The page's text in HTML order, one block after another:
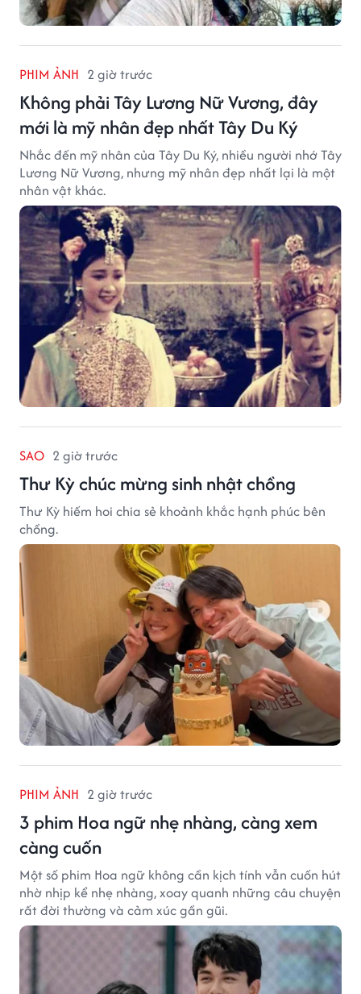
PHIM ẢNH 2 giờ trước
Không phải Tây Lương Nữ Vương, đây
mới là mỹ nhân đẹp nhất Tây Du Ký
Nhắc đến mỹ nhân của Tây Du Ký, nhiều người nhớ Tây
Lương Nữ Vương, nhưng mỹ nhân đẹp nhất lại là một
nhân vật khác.
SAO 2 giờ trước
Thư Kỳ chúc mừng sinh nhật chồng
Thư Kỳ hiếm hoi chia sẻ khoảnh khắc hạnh phúc bên
chồng.
PHIM ẢNH 2 giờ trước
3 phim Hoa ngữ nhẹ nhàng, càng xem
càng cuốn
Một số phim Hoa ngữ không cần kịch tính vẫn cuốn hút
nhờ nhịp kể nhẹ nhàng, xoay quanh những câu chuyện
rất đời thường và cảm xúc gần gũi.